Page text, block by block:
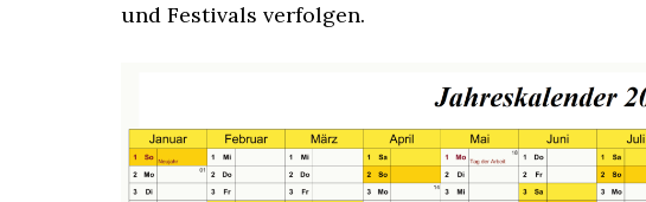
und Festivals verfolgen.